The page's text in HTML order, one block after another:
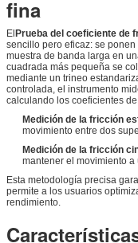
fina
ElPrueba del coeficiente de
sencillo pero eficaz: se
muestra de banda larga en
cuadrada más pequeña se
mediante un trineo
controlada, el instrumento
calculando los coeficientes
Medición de la fricción
movimiento entre dos
Medición de la fricción
mantener el movimiento
Esta metodología precisa
permite a los usuarios
rendimiento.